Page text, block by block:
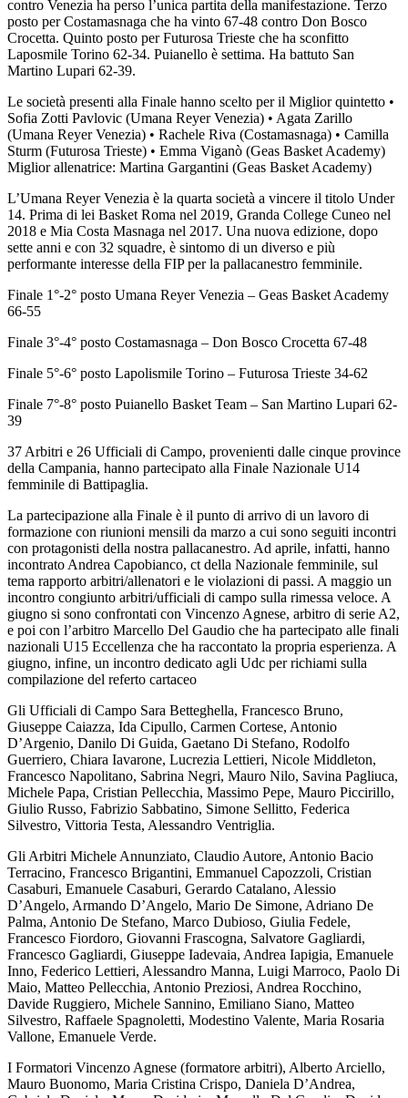
contro Venezia ha perso l’unica partita della manifestazione. Terzo
posto per Costamasnaga che ha vinto 67-48 contro Don Bosco
Crocetta. Quinto posto per Futurosa Trieste che ha sconfitto
Laposmile Torino 62-34. Puianello è settima. Ha battuto San
Martino Lupari 62-39.
Le società presenti alla Finale hanno scelto per il Miglior quintetto •⁠
⁠Sofia Zotti Pavlovic (Umana Reyer Venezia) •⁠ ⁠⁠Agata Zarillo
(Umana Reyer Venezia) •⁠ ⁠⁠Rachele Riva (Costamasnaga) •⁠ ⁠⁠Camilla
Sturm (Futurosa Trieste) •⁠ ⁠⁠Emma Viganò (Geas Basket Academy)
Miglior allenatrice: Martina Gargantini (Geas Basket Academy)
L’Umana Reyer Venezia è la quarta società a vincere il titolo Under
14. Prima di lei Basket Roma nel 2019, Granda College Cuneo nel
2018 e Mia Costa Masnaga nel 2017. Una nuova edizione, dopo
sette anni e con 32 squadre, è sintomo di un diverso e più
performante interesse della FIP per la pallacanestro femminile.
Finale 1°-2° posto Umana Reyer Venezia – Geas Basket Academy
66-55
Finale 3°-4° posto Costamasnaga – Don Bosco Crocetta 67-48
Finale 5°-6° posto Lapolismile Torino – Futurosa Trieste 34-62
Finale 7°-8° posto Puianello Basket Team – San Martino Lupari 62-
39
37 Arbitri e 26 Ufficiali di Campo, provenienti dalle cinque province
della Campania, hanno partecipato alla Finale Nazionale U14
femminile di Battipaglia.
La partecipazione alla Finale è il punto di arrivo di un lavoro di
formazione con riunioni mensili da marzo a cui sono seguiti incontri
con protagonisti della nostra pallacanestro. Ad aprile, infatti, hanno
incontrato Andrea Capobianco, ct della Nazionale femminile, sul
tema rapporto arbitri/allenatori e le violazioni di passi. A maggio un
incontro congiunto arbitri/ufficiali di campo sulla rimessa veloce. A
giugno si sono confrontati con Vincenzo Agnese, arbitro di serie A2,
e poi con l’arbitro Marcello Del Gaudio che ha partecipato alle finali
nazionali U15 Eccellenza che ha raccontato la propria esperienza. A
giugno, infine, un incontro dedicato agli Udc per richiami sulla
compilazione del referto cartaceo
Gli Ufficiali di Campo Sara Betteghella, Francesco Bruno,
Giuseppe Caiazza, Ida Cipullo, Carmen Cortese, Antonio
D’Argenio, Danilo Di Guida, Gaetano Di Stefano, Rodolfo
Guerriero, Chiara Iavarone, Lucrezia Lettieri, Nicole Middleton,
Francesco Napolitano, Sabrina Negri, Mauro Nilo, Savina Pagliuca,
Michele Papa, Cristian Pellecchia, Massimo Pepe, Mauro Piccirillo,
Giulio Russo, Fabrizio Sabbatino, Simone Sellitto, Federica
Silvestro, Vittoria Testa, Alessandro Ventriglia.
Gli Arbitri Michele Annunziato, Claudio Autore, Antonio Bacio
Terracino, Francesco Brigantini, Emmanuel Capozzoli, Cristian
Casaburi, Emanuele Casaburi, Gerardo Catalano, Alessio
D’Angelo, Armando D’Angelo, Mario De Simone, Adriano De
Palma, Antonio De Stefano, Marco Dubioso, Giulia Fedele,
Francesco Fiordoro, Giovanni Frascogna, Salvatore Gagliardi,
Francesco Gagliardi, Giuseppe Iadevaia, Andrea Iapigia, Emanuele
Inno, Federico Lettieri, Alessandro Manna, Luigi Marroco, Paolo Di
Maio, Matteo Pellecchia, Antonio Preziosi, Andrea Rocchino,
Davide Ruggiero, Michele Sannino, Emiliano Siano, Matteo
Silvestro, Raffaele Spagnoletti, Modestino Valente, Maria Rosaria
Vallone, Emanuele Verde.
I Formatori Vincenzo Agnese (formatore arbitri), Alberto Arciello,
Mauro Buonomo, Maria Cristina Crispo, Daniela D’Andrea,